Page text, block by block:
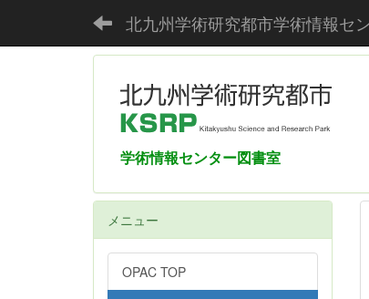
北九州学術研究都市学術情報セ
学術情報センター図書室
メニュー
OPAC TOP